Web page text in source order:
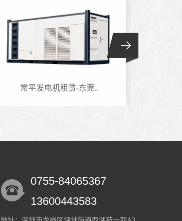
常平发电机租赁-东莞..
0755-84065367
13600443583